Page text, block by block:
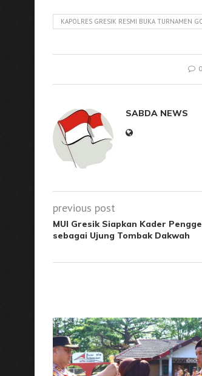
KAPOLRES GRESIK RESMI BUKA TURNAMEN
SABDA NEWS
previous post
MUI Gresik Siapkan Kader
sebagai Ujung Tombak Dakwah